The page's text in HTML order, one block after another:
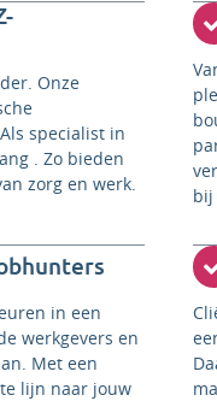
Onze
specialist in
. Zo bieden
zorg en werk.
bij
in een
werkgevers en
Met een
lijn naar jouw